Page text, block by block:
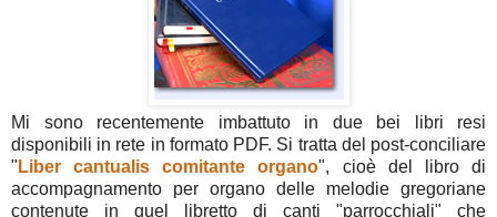
Mi sono recentemente imbattuto in due bei libri resi
disponibili in rete in formato PDF. Si tratta del post-conciliare
" Liber cantualis comitante organo", cioè del libro di
accompagnamento per organo delle melodie gregoriane
contenute in quel libretto di canti "parrocchiali" che